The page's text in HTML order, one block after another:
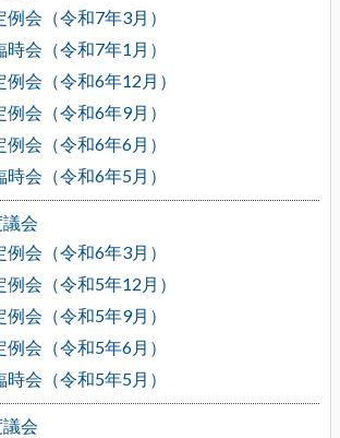
例会（令和7年3月）
時会（令和7年1月）
例会（令和6年12月）
例会（令和6年9月）
例会（令和6年6月）
時会（令和6年5月）
会
例会（令和6年3月）
例会（令和5年12月）
例会（令和5年9月）
例会（令和5年6月）
時会（令和5年5月）
会